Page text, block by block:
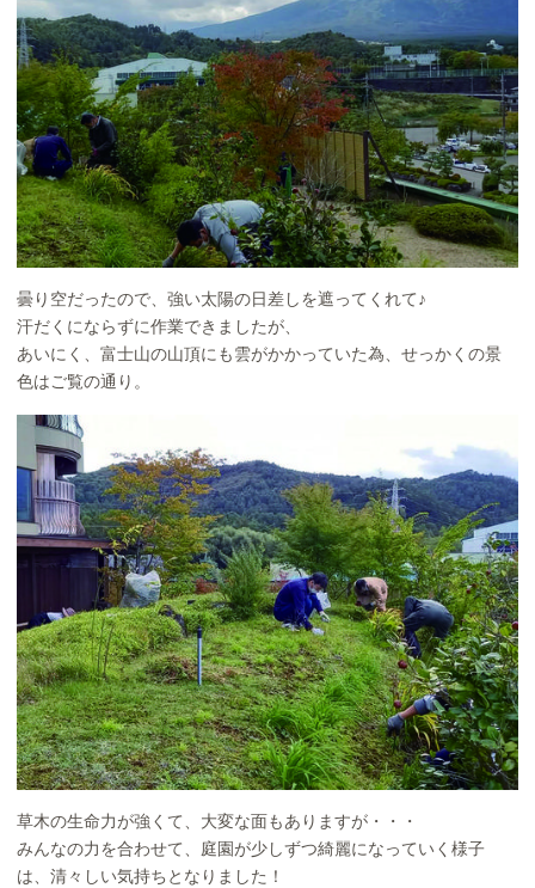
曇り空だったので、強い太陽の日差しを遮ってくれて♪
汗だくにならずに作業できましたが、
あいにく、富士山の山頂にも雲がかかっていた為、せっかくの景
色はご覧の通り。
草木の生命力が強くて、大変な面もありますが・・・
みんなの力を合わせて、庭園が少しずつ綺麗になっていく様子
は、清々しい気持ちとなりました！